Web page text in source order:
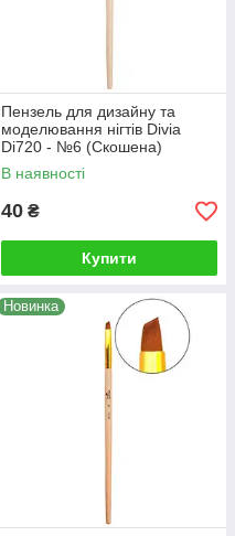
Пензель для дизайну та
моделювання нігтів Divia
Di720 - №6 (Скошена)
В наявності
40 ₴
Купити
Новинка